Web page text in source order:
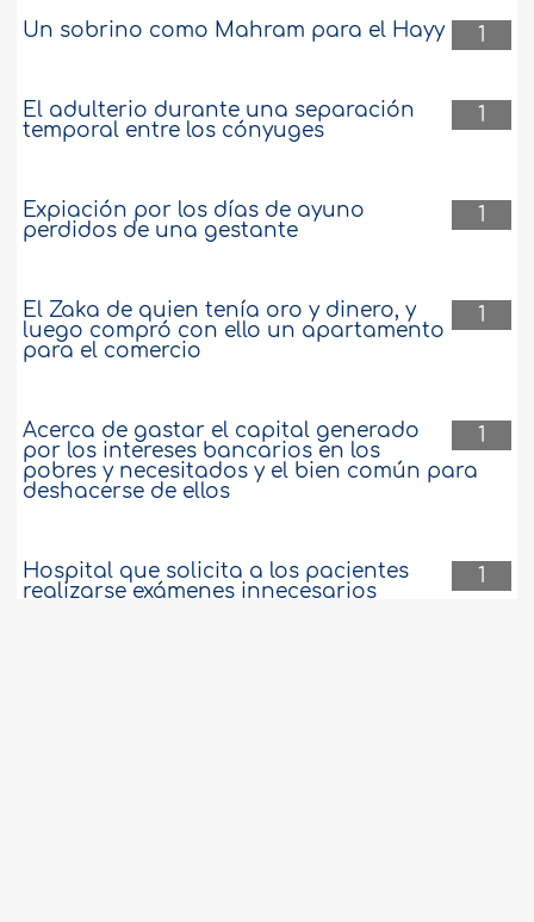
1
Un sobrino como Mahram para el Hayy
1
El adulterio durante una separación
temporal entre los cónyuges
1
Expiación por los días de ayuno
perdidos de una gestante
1
El Zaka de quien tenía oro y dinero, y
luego compró con ello un apartamento
para el comercio
1
Acerca de gastar el capital generado
por los intereses bancarios en los
pobres y necesitados y el bien común para
deshacerse de ellos
1
Hospital que solicita a los pacientes
realizarse exámenes innecesarios